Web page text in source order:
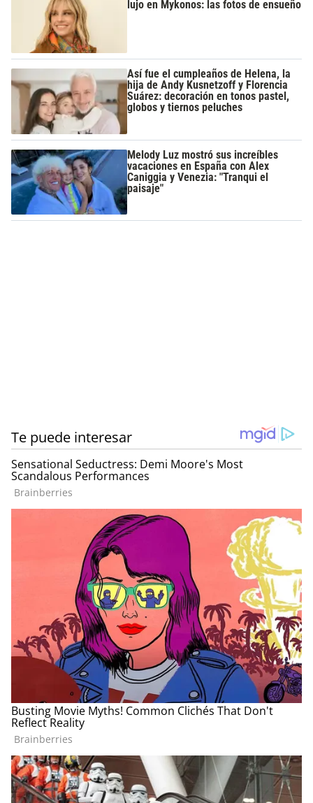
lujo en Mykonos: las fotos de ensueño
Así fue el cumpleaños de Helena, la
hija de Andy Kusnetzoff y Florencia
Suárez: decoración en tonos pastel,
globos y tiernos peluches
Melody Luz mostró sus increíbles
vacaciones en España con Alex
Caniggia y Venezia: "Tranqui el
paisaje"